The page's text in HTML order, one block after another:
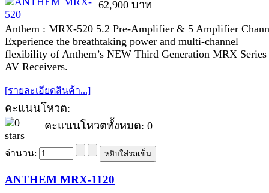
62,900 บาท
Anthem : MRX-520 5.2 Pre-Amplifier & 5 Amplifier
Experience the breathtaking power and multi-channel
flexibility of Anthem’s NEW Third Generation MRX
AV Receivers.
[รายละเอียดสินค้า...]
คะแนนโหวต:
คะแนนโหวตทั้งหมด: 0
จำนวน:
ANTHEM MRX-1120